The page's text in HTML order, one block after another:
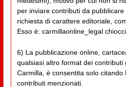
per inviare contributi da
richiesta di carattere editoriale,
Esso è: carmillaonline_legal
6) La pubblicazione online,
qualsiasi altro format dei contributi
Carmilla, è consentita solo citando
contributi menzionati.